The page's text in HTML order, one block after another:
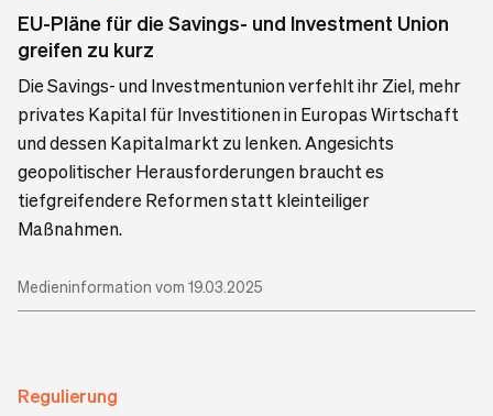
EU-Pläne für die Savings- und Investment Union
greifen zu kurz
Die Savings- und Investmentunion verfehlt ihr Ziel, mehr
privates Kapital für Investitionen in Europas Wirtschaft
und dessen Kapitalmarkt zu lenken. Angesichts
geopolitischer Herausforderungen braucht es
tiefgreifendere Reformen statt kleinteiliger
Maßnahmen.
Medieninformation vom 19.03.2025
Regulierung